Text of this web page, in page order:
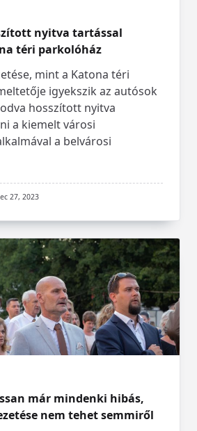
nyitva tartással
téri parkolóház
mint a Katona téri
igyekszik az autósok
hosszított nyitva
a kiemelt városi
a belvárosi
27, 2023
már mindenki hibás,
nem tehet semmiről